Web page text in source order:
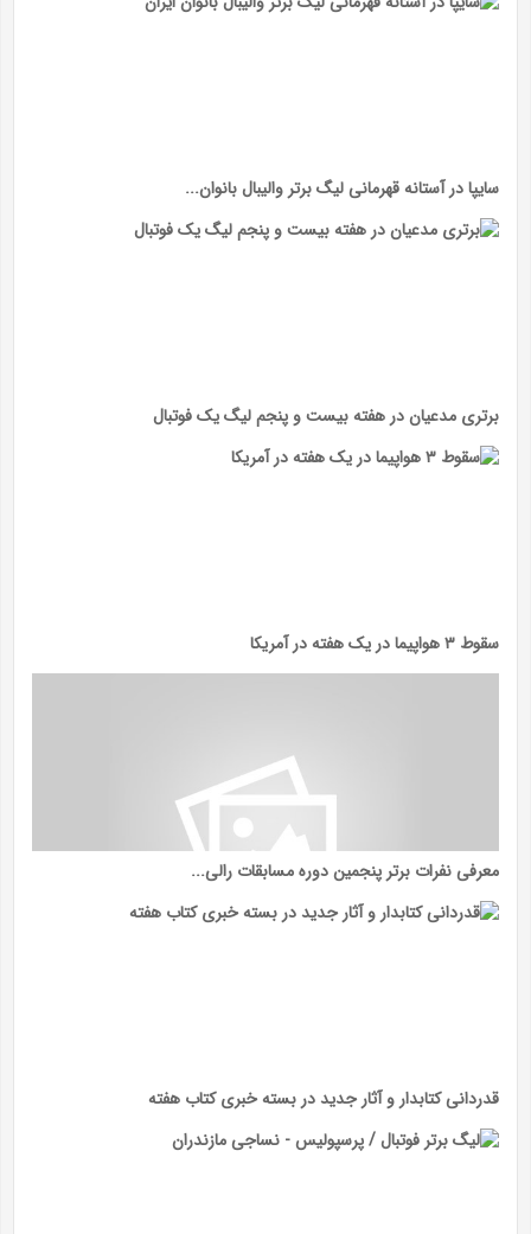
سایپا در آستانه قهرمانی لیگ برتر والیبال بانوان...
برتری مدعیان در هفته بیست و پنجم لیگ یک فوتبال
سقوط ۳ هواپیما در یک هفته در آمریکا
معرفی نفرات برتر پنجمین دوره مسابقات رالی...
قدردانی کتابدار و آثار جدید در بسته خبری کتاب هفته